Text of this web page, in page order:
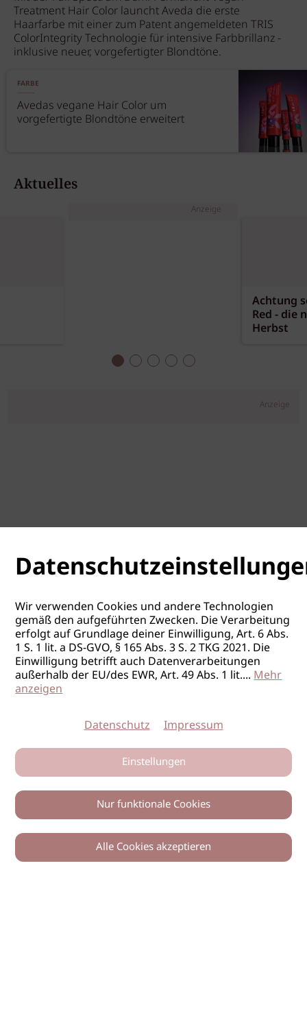
Treatment Hair Color launcht Aveda die erste
Haarfarbe mit einer zum Patent angemeldeten TRIS
ColorIntegrity Technologie für intensive Farbbrillanz -
inklusive neuer, vorgefertigter Blondtöne.
FARBE
Avedas vegane Hair Color um
vorgefertigte Blondtöne erweitert
Aktuelles
Anzeige
Achtung
Red - die
Herbst
Anzeige
0
Wir verwenden Cookies und andere Technologien
gemäß den aufgeführten Zwecken. Die Verarbeitung
erfolgt auf Grundlage deiner Einwilligung, Art. 6 Abs.
1 S. 1 lit. a DS-GVO, § 165 Abs. 3 S. 2 TKG 2021. Die
Einwilligung betrifft auch Datenverarbeitungen
außerhalb der EU/des EWR, Art. 49 Abs. 1 lit....Mehr
anzeigen
Datenschutz Impressum
Einstellungen
Nur funktionale Cookies
Alle Cookies akzeptieren